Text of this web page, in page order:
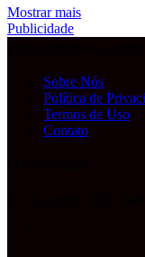
Mostrar mais
Publicidade
Sobre Nós
Política de
Termos de Uso
Contato